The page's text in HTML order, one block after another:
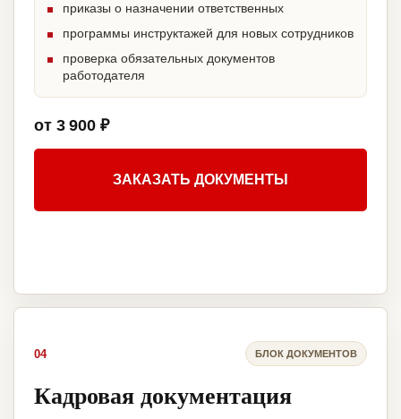
приказы о назначении ответственных
программы инструктажей для новых сотрудников
проверка обязательных документов
работодателя
от 3 900 ₽
ЗАКАЗАТЬ ДОКУМЕНТЫ
04 БЛОК ДОКУМЕНТОВ
Кадровая документация